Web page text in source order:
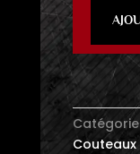
BUCK
-
USA
Chasseur
manche
ébène
Couteaux